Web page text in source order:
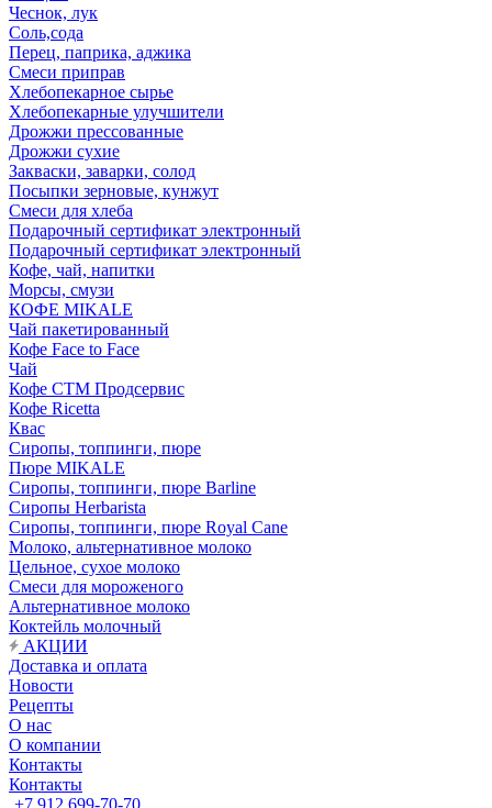
Чеснок, лук
Соль,сода
Перец, паприка, аджика
Смеси приправ
Хлебопекарное сырье
Хлебопекарные улучшители
Дрожжи прессованные
Дрожжи сухие
Закваски, заварки, солод
Посыпки зерновые, кунжут
Смеси для хлеба
Подарочный сертификат электронный
Подарочный сертификат электронный
Кофе, чай, напитки
Морсы, смузи
КОФЕ MIKALE
Чай пакетированный
Кофе Face to Face
Чай
Кофе СТМ Продсервис
Кофе Ricetta
Квас
Сиропы, топпинги, пюре
Пюре MIKALE
Сиропы, топпинги, пюре Barline
Сиропы Herbarista
Сиропы, топпинги, пюре Royal Cane
Молоко, альтернативное молоко
Цельное, сухое молоко
Смеси для мороженого
Альтернативное молоко
Коктейль молочный
АКЦИИ
Доставка и оплата
Новости
Рецепты
О нас
О компании
Контакты
Контакты
+7 912 699-70-70